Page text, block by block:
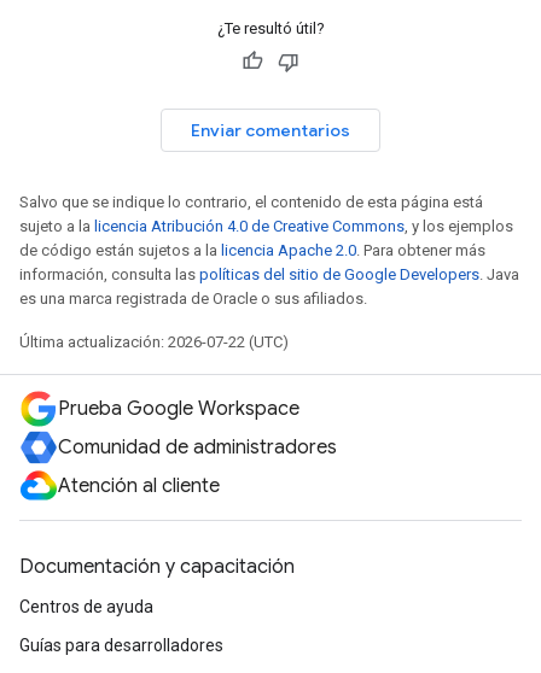
¿Te resultó útil?
Enviar comentarios
Salvo que se indique lo contrario, el contenido de esta página está
sujeto a la licencia Atribución 4.0 de Creative Commons , y los ejemplos
de código están sujetos a la licencia Apache 2.0 . Para obtener más
información, consulta las políticas del sitio de Google Developers . Java
es una marca registrada de Oracle o sus afiliados.
Última actualización: 2026-07-22 (UTC)
Prueba Google Workspace
Comunidad de administradores
Atención al cliente
Documentación y capacitación
Centros de ayuda
Guías para desarrolladores